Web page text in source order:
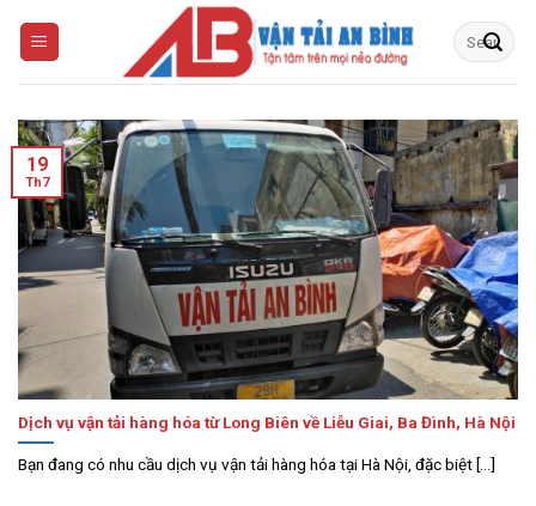
Dịch vụ vận tải hàng hóa từ Long Biên về Liễu Giai, Ba Đình, Hà Nội
Bạn đang có nhu cầu dịch vụ vận tải hàng hóa tại Hà Nội, đặc biệt [...]
19
Th7